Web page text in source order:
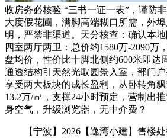
收房务必核验 “三书一证一表”，谨防
大度假花圃，满脚高端糊口所需，外
明，严禁非渠道。天分核查：确认本
四室两厅两卫：总价约1580万-2090万
盘均价，性价比十脚北侧约600米即达
通透结构引天然光取园景入室，部门户
享受两大板块的成长盈利，从卧转角
13.2万/㎡，支撑24小时预定，营制出
身空气，升级浏览器，无中介费？
【宁波】2026【逸湾小建】售楼处